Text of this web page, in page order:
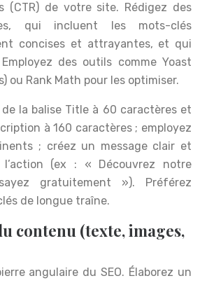
(CTR) de votre site. Rédigez des
qui incluent les mots-clés
concises et attrayantes, et qui
des outils comme Yoast
ou Rank Math pour les optimiser.
la balise Title à 60 caractères et
à 160 caractères ; employez
; créez un message clair et
(ex : « Découvrez notre
gratuitement »). Préférez
de longue traîne.
contenu (texte, images,
angulaire du SEO. Élaborez un